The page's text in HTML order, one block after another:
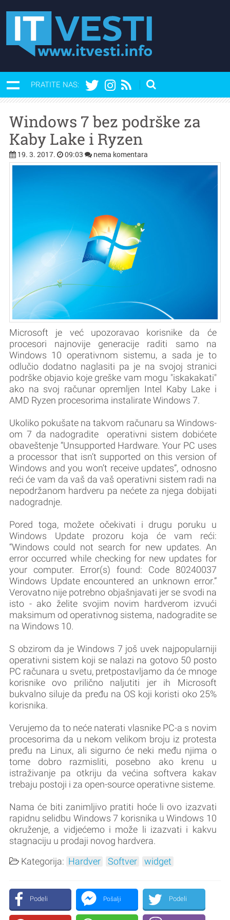
PRATITE NAS:
Windows 7 bez podrške za
Kaby Lake i Ryzen
19. 3. 2017. 09:03 nema komentara
Microsoft je već upozoravao korisnike da će
procesori najnovije generacije raditi samo na
Windows 10 operativnom sistemu, a sada je to
odlučio dodatno naglasiti pa je na svojoj stranici
podrške objavio koje greške vam mogu "iskakakati"
ako na svoj računar opremljen Intel Kaby Lake i
AMD Ryzen procesorima instalirate Windows 7.
Ukoliko pokušate na takvom računaru sa Windows-
om 7 da nadogradite operativni sistem dobićete
obaveštenje “Unsupported Hardware. Your PC uses
a processor that isn’t supported on this version of
Windows and you won’t receive updates”, odnosno
reći će vam da vaš da vaš operativni sistem radi na
nepodržanom hardveru pa nećete za njega dobijati
nadogradnje.
Pored toga, možete očekivati i drugu poruku u
Windows Update prozoru koja će vam reći:
“Windows could not search for new updates. An
error occurred while checking for new updates for
your computer. Error(s) found: Code 80240037
Windows Update encountered an unknown error.”
Verovatno nije potrebno objašnjavati jer se svodi na
isto - ako želite svojim novim hardverom izvući
maksimum od operativnog sistema, nadogradite se
na Windows 10.
S obzirom da je Windows 7 još uvek najpopularniji
operativni sistem koji se nalazi na gotovo 50 posto
PC računara u svetu, pretpostavljamo da će mnoge
korisnike ovo prilično naljutiti jer ih Microsoft
bukvalno siluje da pređu na OS koji koristi oko 25%
korisnika.
Verujemo da to neće naterati vlasnike PC-a s novim
procesorima da u nekom velikom broju iz protesta
pređu na Linux, ali sigurno će neki među njima o
tome dobro razmisliti, posebno ako krenu u
istraživanje pa otkriju da većina softvera kakav
trebaju postoji i za open-source operativne sisteme.
Nama će biti zanimljivo pratiti hoće li ovo izazvati
rapidnu selidbu Windows 7 korisnika u Windows 10
okruženje, a vidjećemo i može li izazvati i kakvu
stagnaciju u prodaji novog hardvera.
Kategorija: Hardver Softver widget
Podeli Pošalji Podeli